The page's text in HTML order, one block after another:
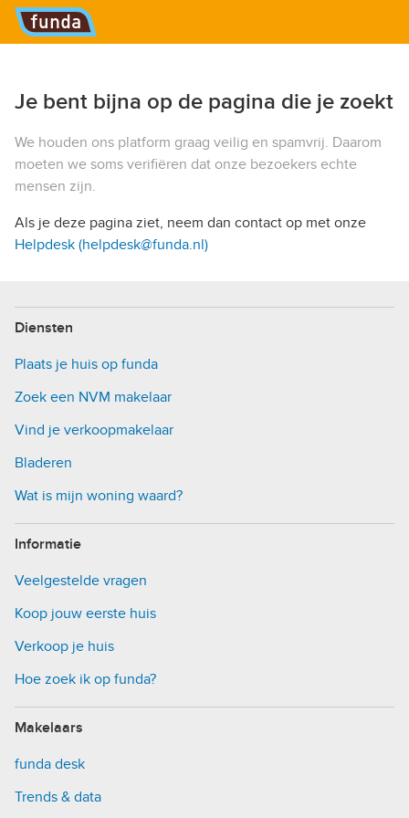
Hoofdmenu
Je bent bijna op de pagina die je zoekt
We houden ons platform graag veilig en spamvrij. Daarom
moeten we soms verifiëren dat onze bezoekers echte
mensen zijn.
Als je deze pagina ziet, neem dan contact op met onze
Helpdesk (helpdesk@funda.nl)
Diensten
Plaats je huis op funda
Zoek een NVM makelaar
Vind je verkoopmakelaar
Bladeren
Wat is mijn woning waard?
Informatie
Veelgestelde vragen
Koop jouw eerste huis
Verkoop je huis
Hoe zoek ik op funda?
Makelaars
funda desk
Trends & data